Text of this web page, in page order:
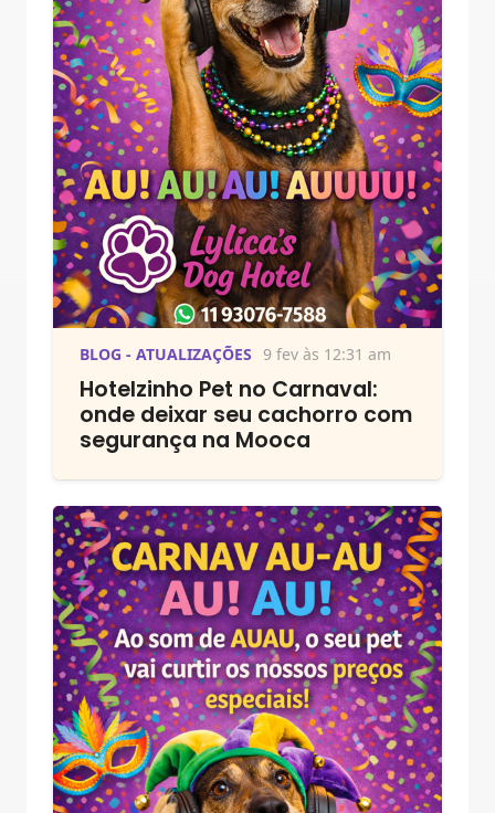
BLOG - ATUALIZAÇÕES 9 fev às 12:31 am
Hotelzinho Pet no Carnaval:
onde deixar seu cachorro com
segurança na Mooca